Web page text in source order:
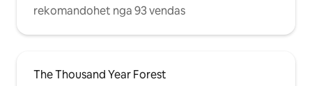
rekomandohet nga 93 vendas
The Thousand Year Forest